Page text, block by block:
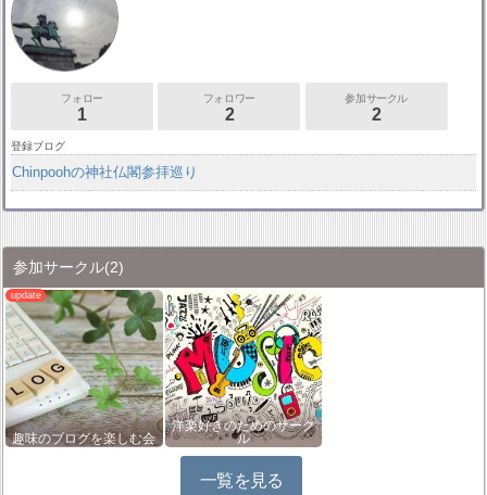
フォロー
1
フォロワー
2
参加サークル
2
登録ブログ
Chinpoohの神社仏閣参拝巡り
参加サークル(2)
趣味のブログを楽しむ会
洋楽好きのためのサーク
ル
一覧を見る